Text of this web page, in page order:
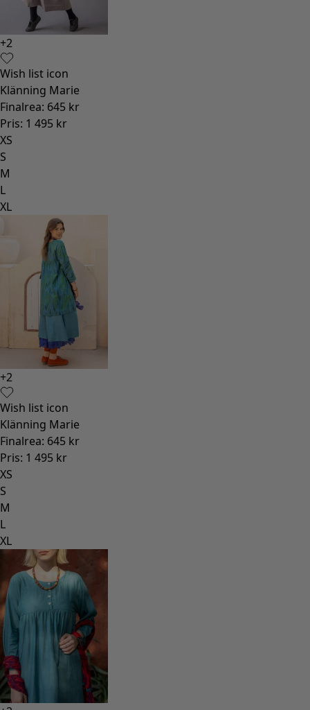
+2
Wish list icon
Klänning Marie
Finalrea: 645 kr
Pris: 1 495 kr
XS
S
M
L
XL
+2
Wish list icon
Klänning Marie
Finalrea: 645 kr
Pris: 1 495 kr
XS
S
M
L
XL